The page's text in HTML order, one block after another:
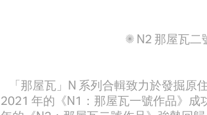
✺N2 那屋瓦二
「那屋瓦」N 系列合輯致力於發掘
2021 年的《N1：那屋瓦一號作品》